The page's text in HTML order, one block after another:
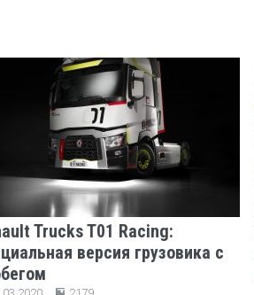
Trucks T01 Racing:
версия грузовика с